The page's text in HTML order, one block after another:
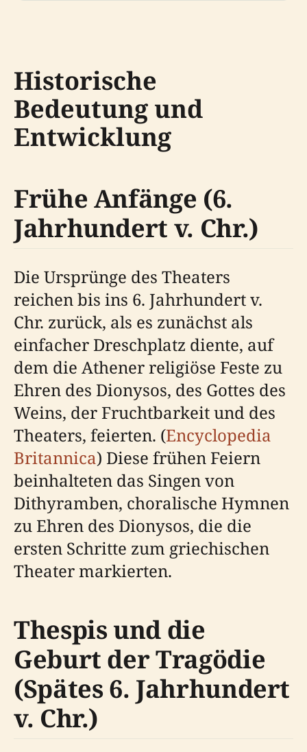
Historische
Bedeutung und
Entwicklung
Frühe Anfänge (6.
Jahrhundert v. Chr.)
Die Ursprünge des Theaters
reichen bis ins 6. Jahrhundert v.
Chr. zurück, als es zunächst als
einfacher Dreschplatz diente, auf
dem die Athener religiöse Feste zu
Ehren des Dionysos, des Gottes des
Weins, der Fruchtbarkeit und des
Theaters, feierten. (Encyclopedia
Britannica) Diese frühen Feiern
beinhalteten das Singen von
Dithyramben, choralische Hymnen
zu Ehren des Dionysos, die die
ersten Schritte zum griechischen
Theater markierten.
Thespis und die
Geburt der Tragödie
(Spätes 6. Jahrhundert
v. Chr.)